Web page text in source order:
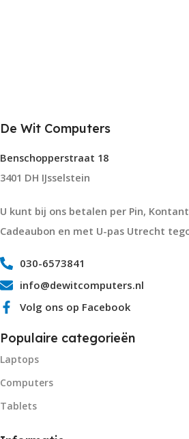
De Wit Computers
Benschopperstraat 18
3401 DH IJsselstein
U kunt bij ons betalen per Pin,
Cadeaubon en met U-pas Utrecht
030-6573841
info@dewitcomputers.nl
Volg ons op Facebook
Populaire categorieën
Laptops
Computers
Tablets